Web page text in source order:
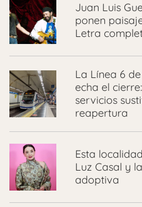
Juan Luis
ponen
Letra
La Línea 6
echa el
servicios
reapertura
Esta
Luz Casal y
adoptiva